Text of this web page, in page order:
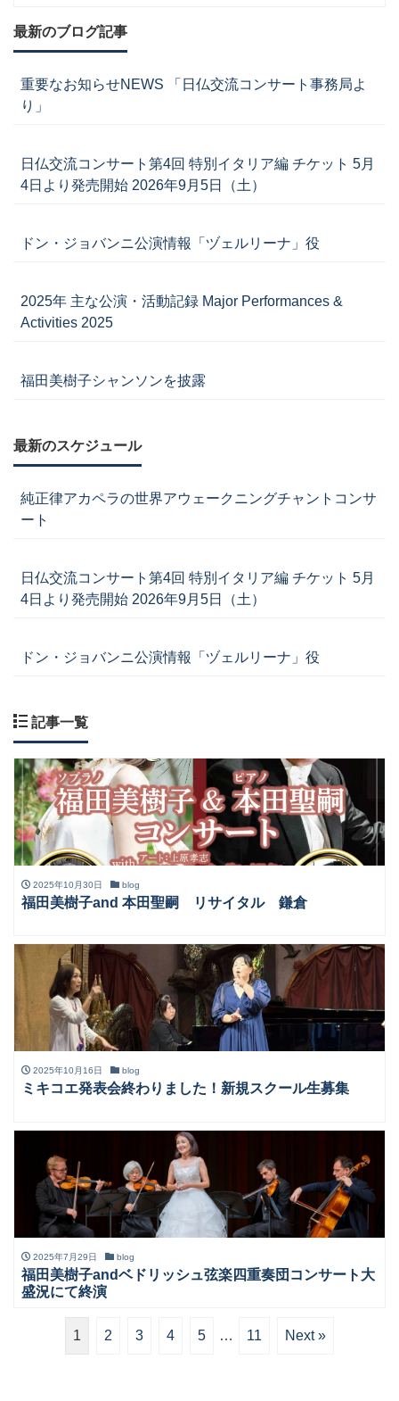
最新のブログ記事
重要なお知らせNEWS 「日仏交流コンサート事務局よ
り」
日仏交流コンサート第4回 特別イタリア編 チケット 5月
4日より発売開始 2026年9月5日（土）
ドン・ジョバンニ公演情報「ヅェルリーナ」役
2025年 主な公演・活動記録 Major Performances &
Activities 2025
福田美樹子シャンソンを披露
最新のスケジュール
純正律アカペラの世界アウェークニングチャントコンサ
ート
日仏交流コンサート第4回 特別イタリア編 チケット 5月
4日より発売開始 2026年9月5日（土）
ドン・ジョバンニ公演情報「ヅェルリーナ」役
記事一覧
2025年10月30日 blog
福田美樹子and 本田聖嗣 リサイタル 鎌倉
2025年10月16日 blog
ミキコエ発表会終わりました！新規スクール生募集
2025年7月29日 blog
福田美樹子andベドリッシュ弦楽四重奏団コンサート大
盛況にて終演
1 2 3 4 5 … 11 Next »